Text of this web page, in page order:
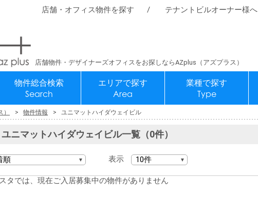
店舗物件・デザイナーズオフィスをお探しならAZplus（アズプラス）
店舗・オフィス物件を探す テナントビルオーナー様へ
物件総合検索
Search
エリアで探す
Area
業種で探す
Type
物件情報 ユニマットハイダウェイビル
ニマットハイダウェイビル一覧（0件）
表示
タでは、現在ご入居募集中の物件がありません